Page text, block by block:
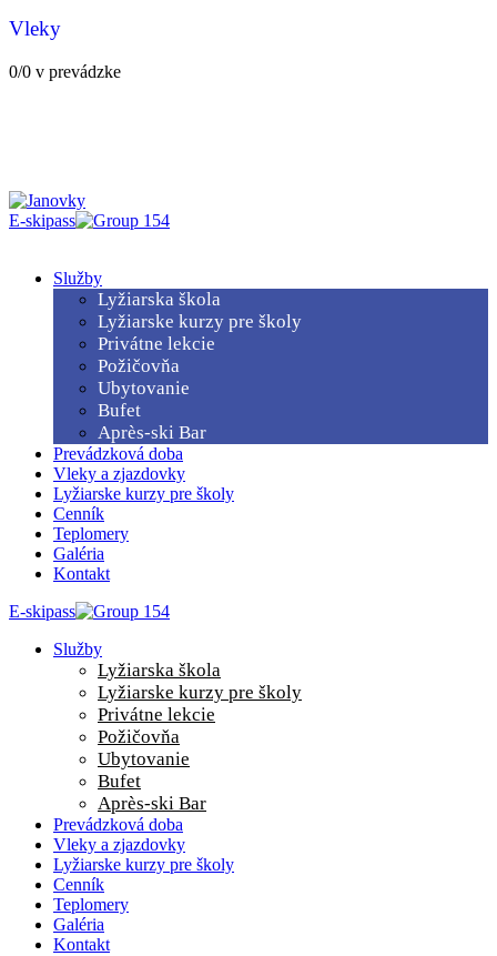
Vleky
0/0 v prevádzke
E-skipass
Služby
Lyžiarska škola
Lyžiarske kurzy pre školy
Privátne lekcie
Požičovňa
Ubytovanie
Bufet
Après-ski Bar
Prevádzková doba
Vleky a zjazdovky
Lyžiarske kurzy pre školy
Cenník
Teplomery
Galéria
Kontakt
E-skipass
Služby
Lyžiarska škola
Lyžiarske kurzy pre školy
Privátne lekcie
Požičovňa
Ubytovanie
Bufet
Après-ski Bar
Prevádzková doba
Vleky a zjazdovky
Lyžiarske kurzy pre školy
Cenník
Teplomery
Galéria
Kontakt